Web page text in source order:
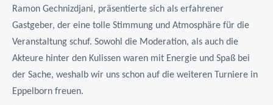
Ramon Gechnizdjani, präsentierte sich als erfahrener
Gastgeber, der eine tolle Stimmung und Atmosphäre für die
Veranstaltung schuf. Sowohl die Moderation, als auch die
Akteure hinter den Kulissen waren mit Energie und Spaß bei
der Sache, weshalb wir uns schon auf die weiteren Turniere in
Eppelborn freuen.